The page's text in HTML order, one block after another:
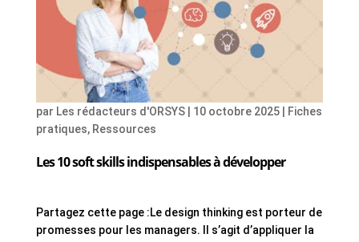
Les 10 soft skills indispensables à développer
par Les rédacteurs d'ORSYS| 10 octobre 2025|
Fiches
pratiques, Ressources
Partagez cette page :Le design thinking est porteur de
promesses pour les managers. Il s’agit d’appliquer la